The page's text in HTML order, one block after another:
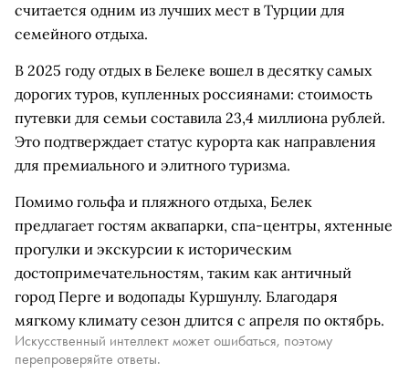
считается одним из лучших мест в Турции для
семейного отдыха.
В 2025 году отдых в Белеке вошел в десятку самых
дорогих туров, купленных россиянами: стоимость
путевки для семьи составила 23,4 миллиона рублей.
Это подтверждает статус курорта как направления
для премиального и элитного туризма.
Помимо гольфа и пляжного отдыха, Белек
предлагает гостям аквапарки, спа-центры, яхтенные
прогулки и экскурсии к историческим
достопримечательностям, таким как античный
город Перге и водопады Куршунлу. Благодаря
мягкому климату сезон длится с апреля по октябрь.
Искусственный интеллект может ошибаться, поэтому
перепроверяйте ответы.